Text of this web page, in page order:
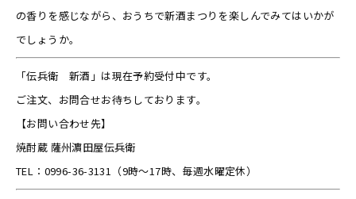
の香りを感じながら、おうちで新酒まつりを楽しんでみてはいかが
でしょうか。
「伝兵衛 新酒」は現在予約受付中です。
ご注文、お問合せお待ちしております。
【お問い合わせ先】
焼酎蔵 薩州濵田屋伝兵衛
TEL：0996-36-3131（9時～17時、毎週水曜定休）